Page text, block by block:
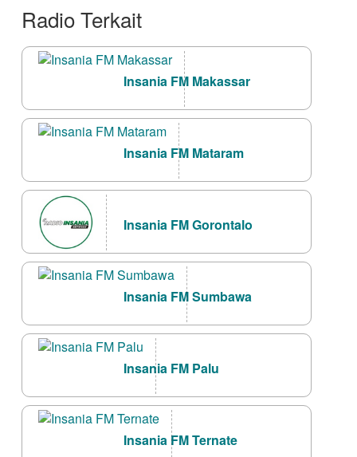
Radio Terkait
Insania FM Makassar
Insania FM Mataram
Insania FM Gorontalo
Insania FM Sumbawa
Insania FM Palu
Insania FM Ternate